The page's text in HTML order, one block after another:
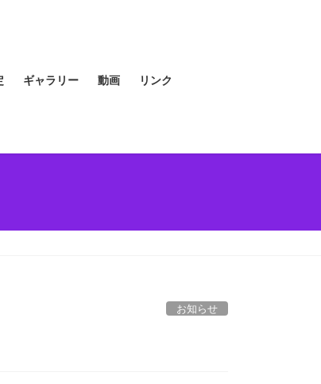
ギャラリー 動画 リンク
お知らせ